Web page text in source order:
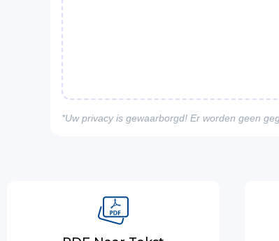
*Uw privacy is gewaarborgd! Er worden geen